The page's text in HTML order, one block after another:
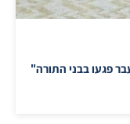
פגעו בבני התורה"